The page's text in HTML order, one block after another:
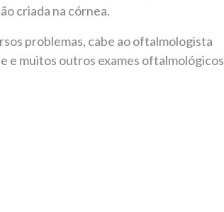
criada na córnea.
problemas, cabe ao oftalmologista
e muitos outros exames oftalmológicos